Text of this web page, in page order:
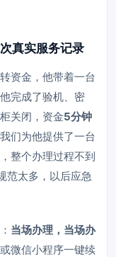
真实服务记录
资金，他带着一台
完成了验机、密
关闭，资金5分钟
们为他提供了一台
整个办理过程不到
范太多，以后应急
当场办理，当场办
微信小程序一键续